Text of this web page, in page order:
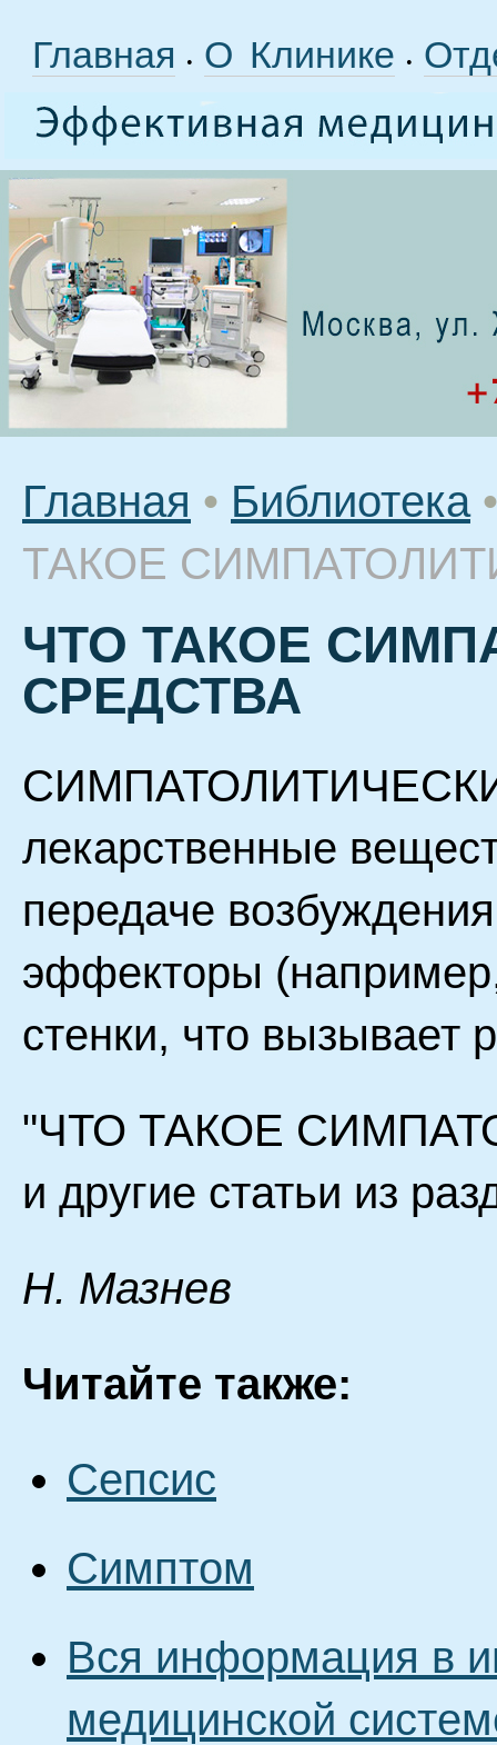
Главная • О Клинике •
Главная • Библиотека •
ТАКОЕ
ЧТО ТАКОЕ
СРЕДСТВА
лекарственные
передаче
эффекторы
стенки, что вызывает
"ЧТО ТАКОЕ
и другие статьи из
Н. Мазнев
Читайте также:
Сепсис
Симптом
Вся информация в
медицинской